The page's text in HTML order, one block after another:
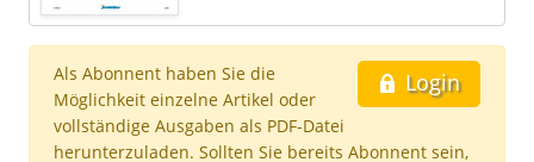
Login
Als Abonnent haben Sie die
Möglichkeit einzelne Artikel oder
vollständige Ausgaben als PDF-Datei
herunterzuladen. Sollten Sie bereits Abonnent sein,